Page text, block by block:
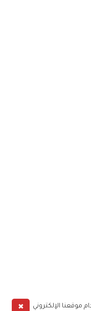
✖
الإلكتروني